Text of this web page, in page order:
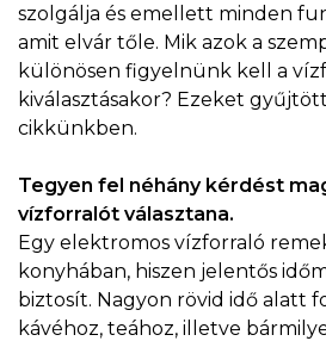
szolgálja és emellett minden
amit elvár tőle. Mik azok a
különösen figyelnünk kell a
kiválasztásakor? Ezeket
cikkünkben.
Tegyen fel néhány kérdést
vízforralót választana.
Egy elektromos vízforraló
konyhában, hiszen jelentős
biztosít. Nagyon rövid idő alatt
kávéhoz, teához, illetve